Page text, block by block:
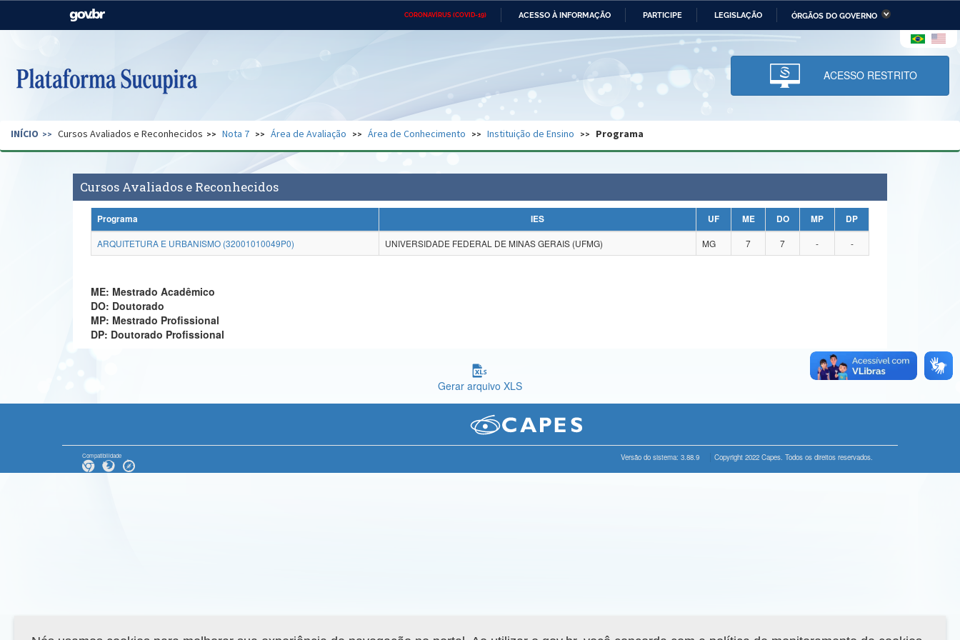
CORONAVÍRUS (COVID-19) ACESSO À INFORMAÇÃO PARTICIPE LEGISLAÇÃO ÓRGÃOS DO GOVERNO
Casa Civil Ministério das Relações Ministério da Economia Ministério da Infraestrutura
Pecuária e Abastecimento
Ministério da Ciência,
Tecnologia, Inovações e
Comunicações
Ministério do Desenvolvimento
Regional e dos Direitos Humanos
Secretaria de Governo Gabinete de Segurança Advocacia-Geral da União Banco Central do Brasil Planalto
ACESSO RESTRITO
INÍCIO Cursos Avaliados e Reconhecidos Nota 7 Área de Avaliação Área de Conhecimento Instituição de Ensino Programa
Cursos Avaliados e Reconhecidos
Programa IES UF ME DO MP
DP
ARQUITETURA E URBANISMO (32001010049P0)
UNIVERSIDADE FEDERAL DE MINAS GERAIS (UFMG) MG 7 7 - -
ME: Mestrado Acadêmico
DO: Doutorado
MP: Mestrado Profissional
DP: Doutorado Profissional
Gerar arquivo XLS
Compatibilidade Versão do sistema: 3.88.9 Copyright 2022 Capes. Todos os direitos reservados.